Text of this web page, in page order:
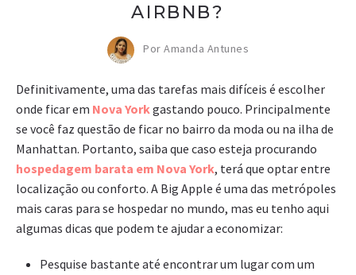
AIRBNB?
Por Amanda Antunes
Definitivamente, uma das tarefas mais difíceis é escolher
onde ficar em Nova Yorkgastando pouco. Principalmente
se você faz questão de ficar no bairro da moda ou na ilha de
Manhattan. Portanto, saiba que caso esteja procurando
hospedagem barata em Nova York, terá que optar entre
localização ou conforto. A Big Apple é uma das metrópoles
mais caras para se hospedar no mundo, mas eu tenho aqui
algumas dicas que podem te ajudar a economizar:
Pesquise bastante até encontrar um lugar com um